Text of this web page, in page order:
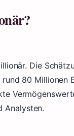
Die
rund 80 Millionen
Analysten.